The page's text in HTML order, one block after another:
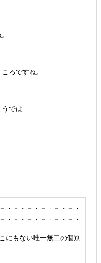
ろですね。
では
・－・－・－・－・－・
・－・－・－・－・－・
にもない唯一無二の個別